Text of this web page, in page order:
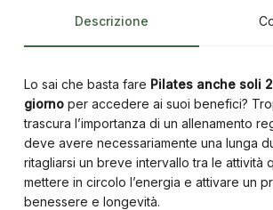
Descrizione
Lo sai che basta fare Pilates anche soli
giornoper accedere ai suoi benefici?
trascura l’importanza di un allenamento
deve avere necessariamente una lunga
ritagliarsi un breve intervallo tra le attività
mettere in circolo l’energia e attivare un
benessere e longevità.